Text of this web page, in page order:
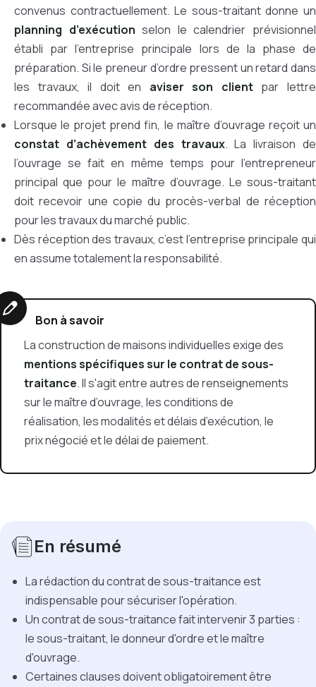
convenus contractuellement. Le sous-traitant donne un
planning d’exécution selon le calendrier prévisionnel
établi par l’entreprise principale lors de la phase de
préparation. Si le preneur d’ordre pressent un retard dans
les travaux, il doit en aviser son clientpar lettre
recommandée avec avis de réception.
Lorsque le projet prend fin, le maître d’ouvrage reçoit un
constat d’achèvement des travaux. La livraison de
l’ouvrage se fait en même temps pour l’entrepreneur
principal que pour le maître d’ouvrage. Le sous-traitant
doit recevoir une copie du procès-verbal de réception
pour les travaux du marché public.
Dès réception des travaux, c’est l’entreprise principale qui
en assume totalement la responsabilité.
Bon à savoir
La construction de maisons individuelles exige des
mentions spécifiques sur le contrat de sous-
traitance. Il s'agit entre autres de renseignements
sur le maître d’ouvrage, les conditions de
réalisation, les modalités et délais d’exécution, le
prix négocié et le délai de paiement.
En résumé
La rédaction du contrat de sous-traitance est
indispensable pour sécuriser l'opération.
Un contrat de sous-traitance fait intervenir 3 parties :
le sous-traitant, le donneur d'ordre et le maître
d'ouvrage.
Certaines clauses doivent obligatoirement être